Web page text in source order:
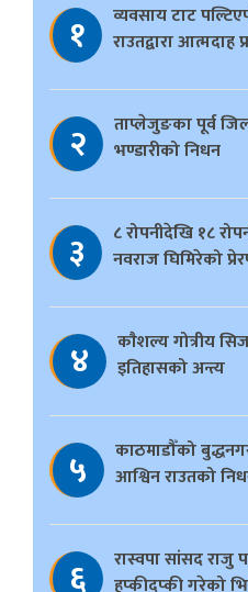
१
व्यवसाय टाट
राउतद्वारा आत्मदाह
२
ताप्लेजुङका पूर्व
भण्डारीको निधन
३
८ रोपनीदेखि १८
नवराज घिमिरेको
४
काैशल्य गोत्रीय
इतिहासको अन्त्य
५
काठमाडौँको
आश्विन राउतको
६
रास्वपा सांसद राजु